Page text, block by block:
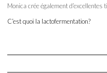
Monica crée également d’excellentes
C’est quoi la lactofermentation?